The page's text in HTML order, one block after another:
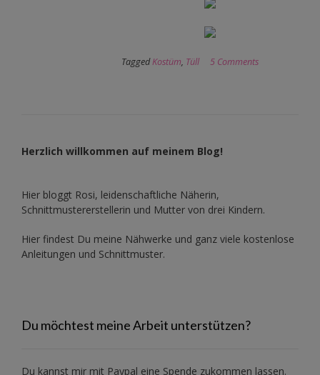
TaggedKostüm, Tüll 5 Comments
Herzlich willkommen auf meinem Blog!
Hier bloggt Rosi, leidenschaftliche Näherin,
Schnittmustererstellerin und Mutter von drei Kindern.
Hier findest Du meine Nähwerke und ganz viele kostenlose
Anleitungen und Schnittmuster.
Du möchtest meine Arbeit unterstützen?
Du kannst mir mit Paypal eine Spende zukommen lassen.